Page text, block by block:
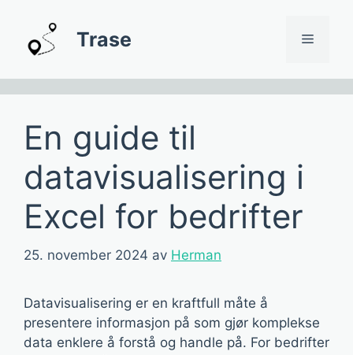
innhold
Trase Meny
En guide til
datavisualisering i
Excel for bedrifter
25. november 2024 av Herman
Datavisualisering er en kraftfull måte å
presentere informasjon på som gjør komplekse
data enklere å forstå og handle på. For bedrifter